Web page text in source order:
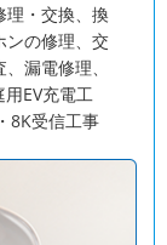
理・交換、換
ンの修理、交
漏電修理、
EV充電工
8K受信工事